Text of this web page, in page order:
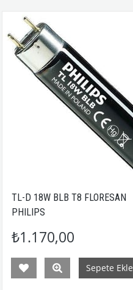
TL-D 18W BLB T8 FLORESAN
PHILIPS
₺1.170,00
Sepete Ekle